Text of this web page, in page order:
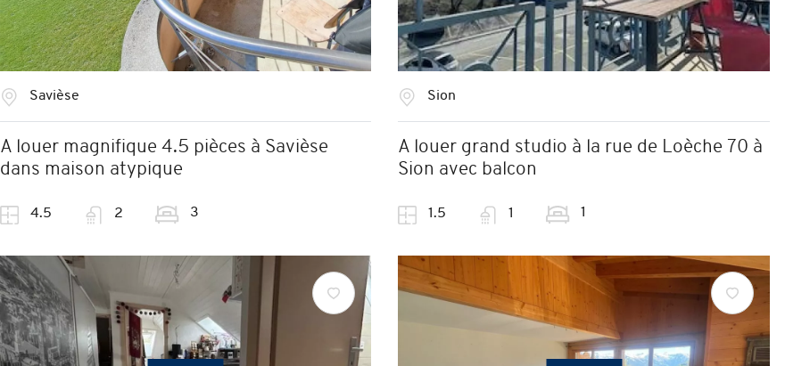
Savièse
A louer magnifique 4.5 pièces à Savièse
dans maison atypique
4.5 2 3
Sion
A louer grand studio à la rue de Loèche 70 à
Sion avec balcon
1.5 1 1